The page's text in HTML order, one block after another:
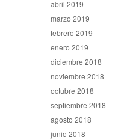
abril 2019
marzo 2019
febrero 2019
enero 2019
diciembre 2018
noviembre 2018
octubre 2018
septiembre 2018
agosto 2018
junio 2018